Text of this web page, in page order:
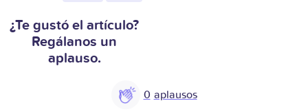
¿Te gustó el artículo?
Regálanos un
aplauso.
0